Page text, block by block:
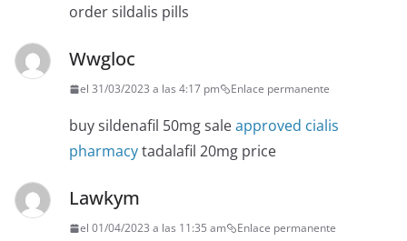
order sildalis pills
Wwgloc
el 31/03/2023 a las 4:17 pm Enlace permanente
buy sildenafil 50mg saleapproved cialis
pharmacytadalafil 20mg price
Lawkym
el 01/04/2023 a las 11:35 am Enlace permanente